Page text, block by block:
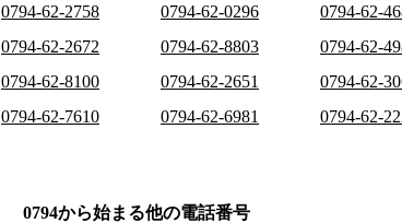
0794-62-2758
0794-62-0296 0794-62-
0794-62-2672
0794-62-8803 0794-62-
0794-62-8100
0794-62-2651 0794-62-
0794-62-7610
0794-62-6981 0794-62-
0794から始まる他の電話番号